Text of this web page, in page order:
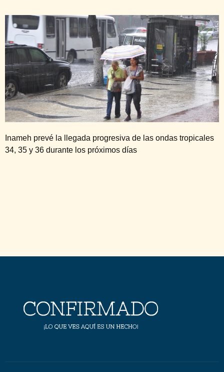
Inameh prevé la llegada progresiva de las ondas tropicales
34, 35 y 36 durante los próximos días